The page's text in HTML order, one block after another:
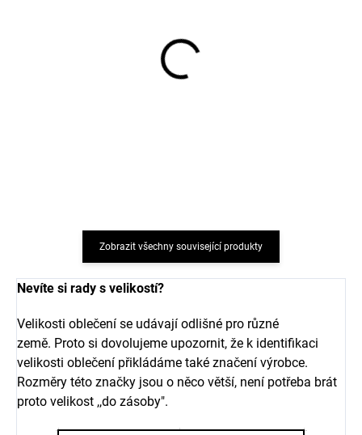
Zobrazit všechny související produkty
Nevíte si rady s velikostí?
Velikosti oblečení se udávají odlišné pro různé
země. Proto si dovolujeme upozornit, že k identifikaci
velikosti oblečení přikládáme také značení výrobce.
Rozměry této značky jsou o něco větší, není potřeba brát
proto velikost ,,do zásoby".